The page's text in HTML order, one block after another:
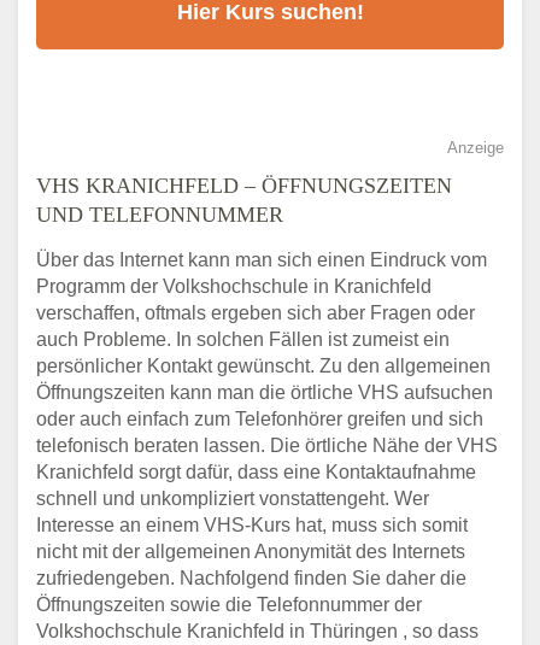
Anzeige
VHS KRANICHFELD – ÖFFNUNGSZEITEN
UND TELEFONNUMMER
Über das Internet kann man sich einen Eindruck vom
Programm der Volkshochschule in Kranichfeld
verschaffen, oftmals ergeben sich aber Fragen oder
auch Probleme. In solchen Fällen ist zumeist ein
persönlicher Kontakt gewünscht. Zu den allgemeinen
Öffnungszeiten kann man die örtliche VHS aufsuchen
oder auch einfach zum Telefonhörer greifen und sich
telefonisch beraten lassen. Die örtliche Nähe der VHS
Kranichfeld sorgt dafür, dass eine Kontaktaufnahme
schnell und unkompliziert vonstattengeht. Wer
Interesse an einem VHS-Kurs hat, muss sich somit
nicht mit der allgemeinen Anonymität des Internets
zufriedengeben. Nachfolgend finden Sie daher die
Öffnungszeiten sowie die Telefonnummer der
Volkshochschule Kranichfeld in Thüringen , so dass